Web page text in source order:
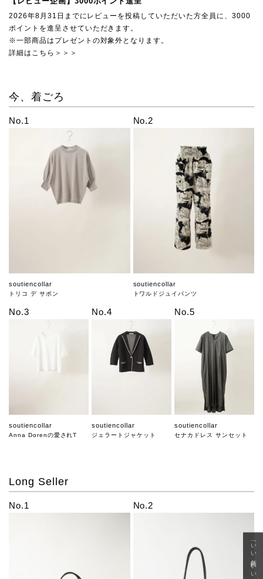
2026年8月31日までにレビューを投稿していただいた方全員に、3000
ポイントを進呈させていただきます。
※一部商品はプレゼントの対象外となります。
詳細はこちら＞＞＞
今、着ごろ
No.1
soutiencollar
トリコ デ サボン
No.2
soutiencollar
トワルドジュイパンツ
No.3
soutiencollar
Anna Dorenの愛されT
No.4
soutiencollar
ジェラートジャケット
No.5
soutiencollar
セナカドレス サンセット
Long Seller
No.1 No.2
「いい年齢 いい洋服」